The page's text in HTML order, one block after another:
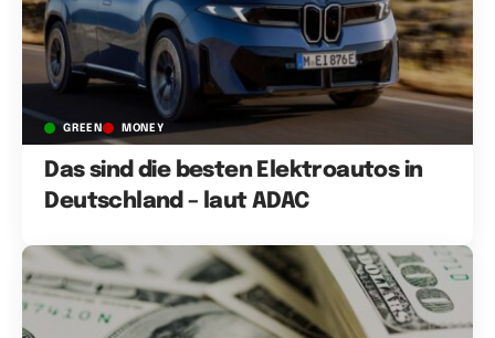
GREEN MONEY
Das sind die besten Elektroautos in
Deutschland – laut ADAC